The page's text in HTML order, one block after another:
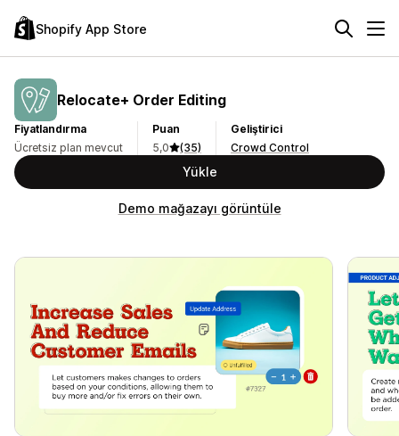
Shopify App Store
Relocate+ Order Editing
Fiyatlandırma
Ücretsiz plan mevcut
Puan
5,0
(35)
Geliştirici
Crowd Control
Yükle
Demo mağazayı görüntüle